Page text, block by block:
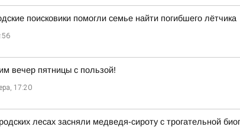
поисковики помогли семье найти погибшего лётчика
вечер пятницы с пользой!
17:20
лесах засняли медведя-сироту с трогательной